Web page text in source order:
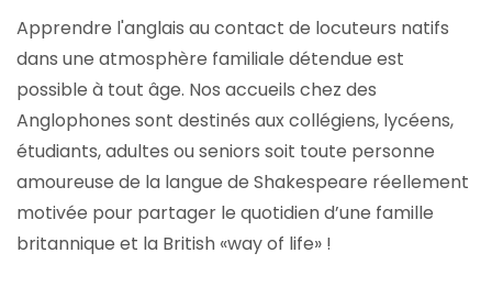
Apprendre l'anglais au contact de locuteurs natifs
dans une atmosphère familiale détendue est
possible à tout âge. Nos accueils chez des
Anglophones sont destinés aux collégiens, lycéens,
étudiants, adultes ou seniors soit toute personne
amoureuse de la langue de Shakespeare réellement
motivée pour partager le quotidien d’une famille
britannique et la British «way of life» !